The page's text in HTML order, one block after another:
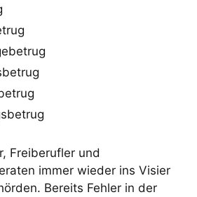
Freiberufler und
immer wieder ins Visier
Bereits Fehler in der